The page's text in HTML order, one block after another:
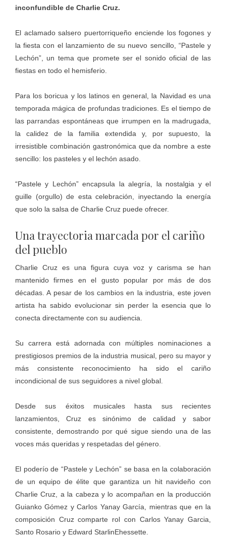
inconfundible de Charlie Cruz.
El aclamado salsero puertorriqueño enciende los fogones y
la fiesta con el lanzamiento de su nuevo sencillo, “Pastele y
Lechón”, un tema que promete ser el sonido oficial de las
fiestas en todo el hemisferio.
Para los boricua y los latinos en general, la Navidad es una
temporada mágica de profundas tradiciones. Es el tiempo de
las parrandas espontáneas que irrumpen en la madrugada,
la calidez de la familia extendida y, por supuesto, la
irresistible combinación gastronómica que da nombre a este
sencillo: los pasteles y el lechón asado.
“Pastele y Lechón” encapsula la alegría, la nostalgia y el
guille (orgullo) de esta celebración, inyectando la energía
que solo la salsa de Charlie Cruz puede ofrecer.
Una trayectoria marcada por el cariño
del pueblo
Charlie Cruz es una figura cuya voz y carisma se han
mantenido firmes en el gusto popular por más de dos
décadas. A pesar de los cambios en la industria, este joven
artista ha sabido evolucionar sin perder la esencia que lo
conecta directamente con su audiencia.
Su carrera está adornada con múltiples nominaciones a
prestigiosos premios de la industria musical, pero su mayor y
más consistente reconocimiento ha sido el cariño
incondicional de sus seguidores a nivel global.
Desde sus éxitos musicales hasta sus recientes
lanzamientos, Cruz es sinónimo de calidad y sabor
consistente, demostrando por qué sigue siendo una de las
voces más queridas y respetadas del género.
El poderío de “Pastele y Lechón” se basa en la colaboración
de un equipo de élite que garantiza un hit navideño con
Charlie Cruz, a la cabeza y lo acompañan en la producción
Guianko Gómez y Carlos Yanay García, mientras que en la
composición Cruz comparte rol con Carlos Yanay Garcia,
Santo Rosario y Edward StarlinEhessette.